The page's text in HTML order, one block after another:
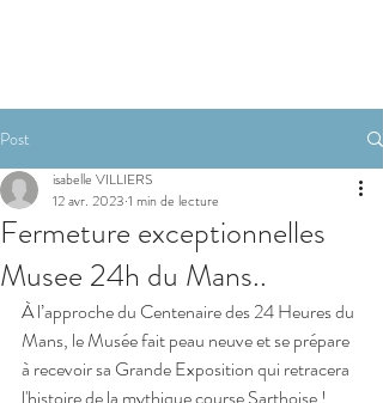
Post
Fermeture exceptionnelles
Musee 24h du Mans..
isabelle VILLIERS
12 avr. 2023 1 min de lecture
À l’approche du Centenaire des 24 Heures du
Mans, le Musée fait peau neuve et se prépare
à recevoir sa Grande Exposition qui retracera